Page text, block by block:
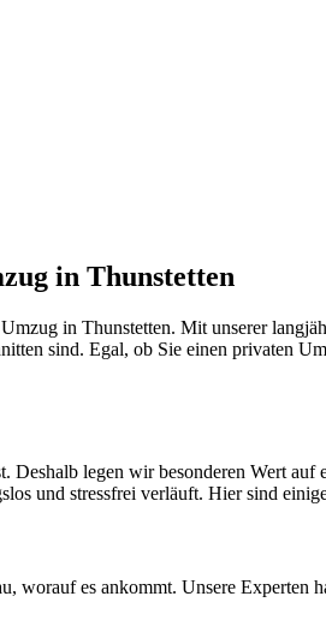
in Thunstetten
in Thunstetten. Mit unserer
sind. Egal, ob Sie einen privaten
legen wir besonderen Wert
und stressfrei verläuft. Hier sind
es ankommt. Unsere